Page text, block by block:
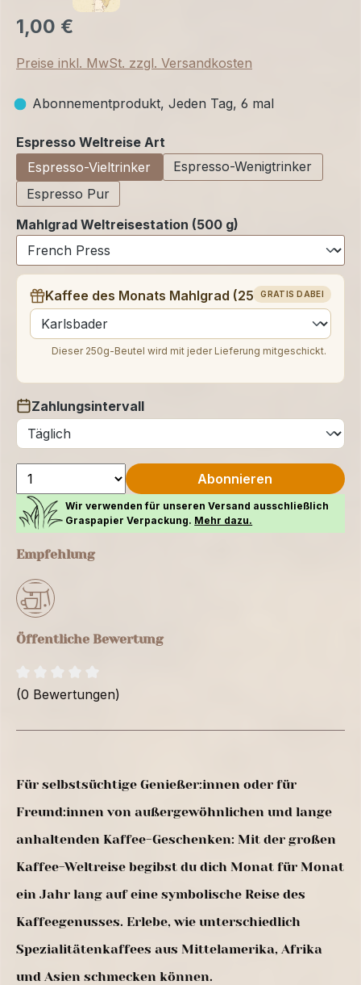
1,00 €
Preise inkl. MwSt. zzgl. Versandkosten
Abonnementprodukt, Jeden Tag, 6 mal
Espresso Weltreise Art
Espresso-Vieltrinker
Espresso-Wenigtrinker
Espresso Pur
Mahlgrad Weltreisestation (500 g)
GRATIS DABEI
Kaffee des Monats Mahlgrad (250 g)
auswählen
Dieser 250g-Beutel wird mit jeder Lieferung mitgeschickt.
Zahlungsintervall
auswählen
Abonnieren
Wir verwenden für unseren Versand ausschließlich
Graspapier Verpackung. Mehr dazu.
Empfehlung
Öffentliche Bewertung
(0 Bewertungen)
Für selbstsüchtige Genießer:innen oder für
Freund:innen von außergewöhnlichen und lange
anhaltenden Kaffee-Geschenken: Mit der großen
Kaffee-Weltreise begibst du dich Monat für Monat
ein Jahr lang auf eine symbolische Reise des
Kaffeegenusses. Erlebe, wie unterschiedlich
Spezialitätenkaffees aus Mittelamerika, Afrika
und Asien schmecken können.